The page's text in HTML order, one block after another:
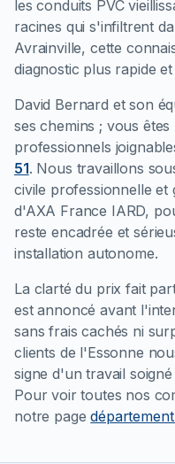
les conduits PVC
racines qui s'infiltrent
Avrainville, cette
diagnostic plus rapide
David Bernard et son
ses chemins ; vous
professionnels
51. Nous travaillons
civile professionnelle et
d'AXA France IARD,
reste encadrée et
installation autonome.
La clarté du prix fait
est annoncé avant
sans frais cachés ni
clients de l'Essonne
signe d'un travail
Pour voir toutes nos
notre page